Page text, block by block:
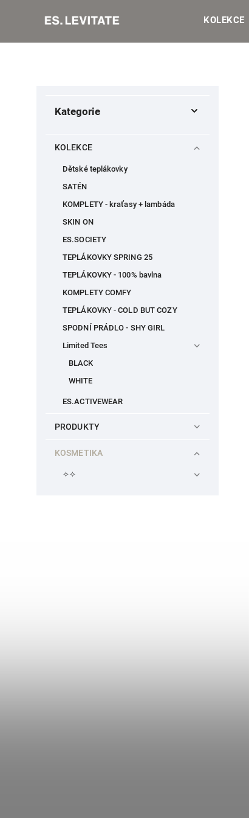
KOLEKCE
Kategorie
KOLEKCE
Dětské teplákovky
SATÉN
KOMPLETY - kraťasy + lambáda
SKIN ON
ES.SOCIETY
TEPLÁKOVKY SPRING 25
TEPLÁKOVKY - 100% bavlna
KOMPLETY COMFY
TEPLÁKOVKY - COLD BUT COZY
SPODNÍ PRÁDLO - SHY GIRL
Limited Tees
BLACK
WHITE
ES.ACTIVEWEAR
PRODUKTY
KOSMETIKA
✧✧